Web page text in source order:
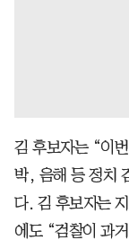
김 후보자는 “이
박, 음해 등 정치
다. 김 후보자는
에도 “검찰이 과